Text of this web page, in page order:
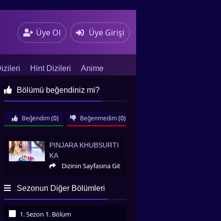
Üye Ol Üye Girişi
Hint Dizileri Anime
Bölümü beğendiniz mi?
Beğendim (0) Beğenmedim (0)
Pinjara Khubsurti Ka
PINJARA KHUBSURTI
KA
Dizinin Sayfasına Git
Sezonun Diğer Bölümleri
1. Sezon 1. Bölüm